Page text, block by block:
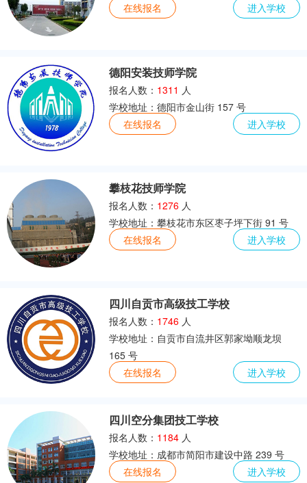
在线报名
进入学校
德阳安装技师学院
报名人数： 1311 人
学校地址：德阳市金山街 157 号
在线报名
进入学校
攀枝花技师学院
报名人数： 1276 人
学校地址：攀枝花市东区枣子坪下街 91 号
在线报名
进入学校
四川自贡市高级技工学校
报名人数： 1746 人
学校地址：自贡市自流井区郭家坳顺龙坝
165 号
在线报名
进入学校
四川空分集团技工学校
报名人数： 1184 人
学校地址：成都市简阳市建设中路 239 号
在线报名
进入学校